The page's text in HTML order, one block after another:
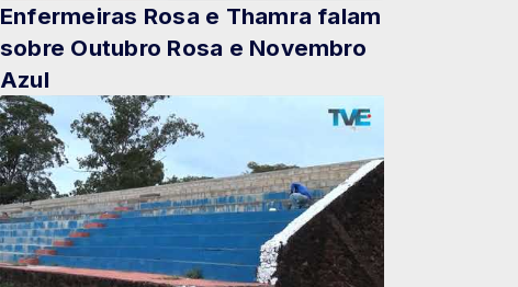
Enfermeiras Rosa e Thamra falam
sobre Outubro Rosa e Novembro
Azul